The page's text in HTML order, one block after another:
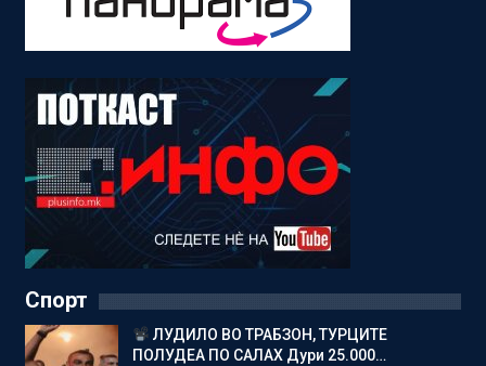
Спорт
ЛУДИЛО ВО ТРАБЗОН, ТУРЦИТЕ
ПОЛУДЕА ПО САЛАХ Дури 25.000…